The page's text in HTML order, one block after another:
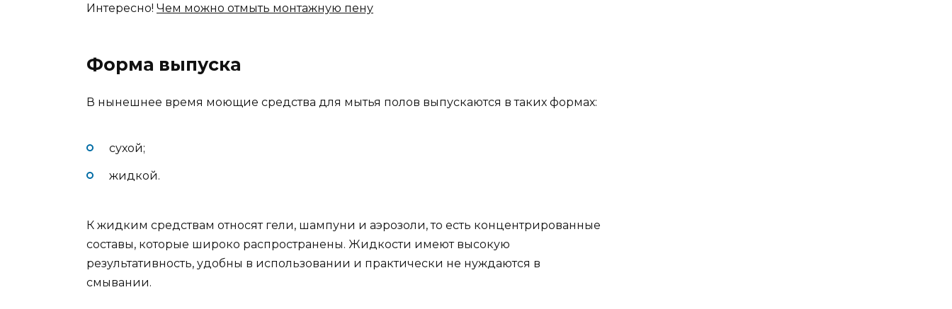
Интересно! Чем можно отмыть монтажную пену
Форма выпуска
В нынешнее время моющие средства для мытья полов выпускаются в таких формах:
сухой;
жидкой.
К жидким средствам относят гели, шампуни и аэрозоли, то есть концентрированные
составы, которые широко распространены. Жидкости имеют высокую
результативность, удобны в использовании и практически не нуждаются в
смывании.